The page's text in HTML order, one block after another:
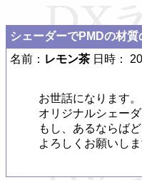
シェーダーでPMDの材
名前： レモン茶 日時：
お世話になります。
オリジナルシェー
もし、あるならば
よろしくお願いしま